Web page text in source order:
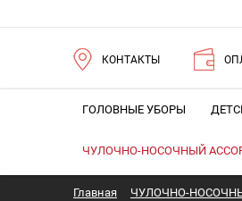
КОНТАКТЫ
ГОЛОВНЫЕ УБОРЫ
ЧУЛОЧНО-НОСОЧНЫЙ
Главная ЧУЛОЧНО-